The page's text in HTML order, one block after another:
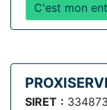
C'est mon
SIRET :